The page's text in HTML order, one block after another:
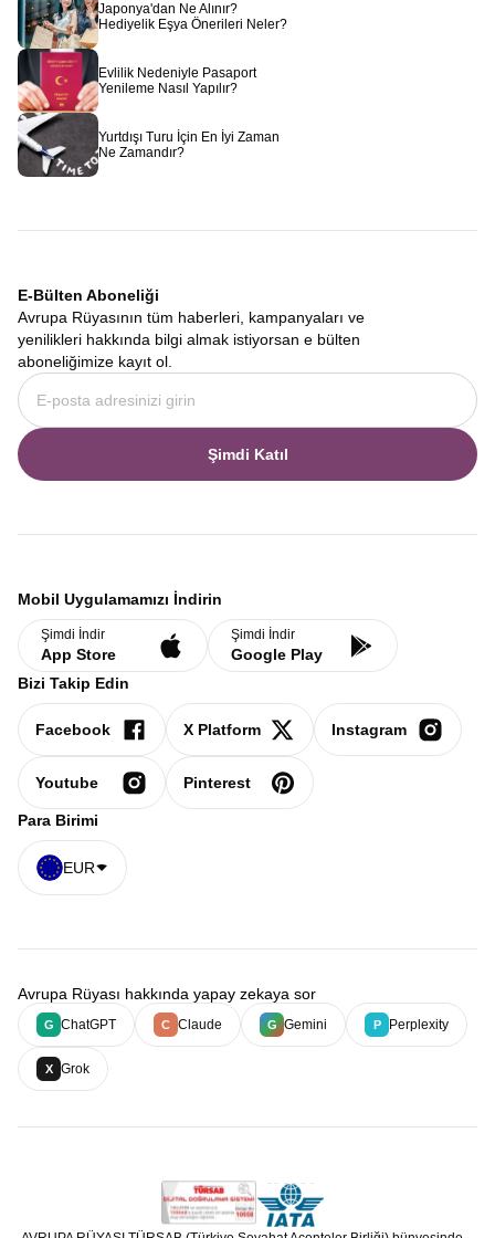
Japonya'dan Ne Alınır?
Hediyelik Eşya Önerileri Neler?
Evlilik Nedeniyle Pasaport
Yenileme Nasıl Yapılır?
Yurtdışı Turu İçin En İyi Zaman
Ne Zamandır?
E-Bülten Aboneliği
Avrupa Rüyasının tüm haberleri, kampanyaları ve
yenilikleri hakkında bilgi almak istiyorsan e bülten
aboneliğimize kayıt ol.
Şimdi Katıl
Mobil Uygulamamızı İndirin
Şimdi İndir
App Store
Şimdi İndir
Google Play
Bizi Takip Edin
Facebook X Platform Instagram
Youtube Pinterest
Para Birimi
EUR
Avrupa Rüyası hakkında yapay zekaya sor
G ChatGPT C Claude G Gemini P Perplexity
X Grok